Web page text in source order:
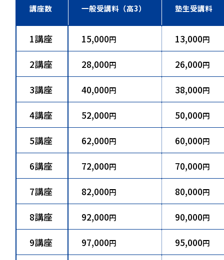
講座数 一般受講料（高3） 塾生受講料
1講座 15,000円 13,000円
2講座 28,000円 26,000円
3講座 40,000円 38,000円
4講座 52,000円 50,000円
5講座 62,000円 60,000円
6講座 72,000円 70,000円
7講座 82,000円 80,000円
8講座 92,000円 90,000円
9講座 97,000円 95,000円